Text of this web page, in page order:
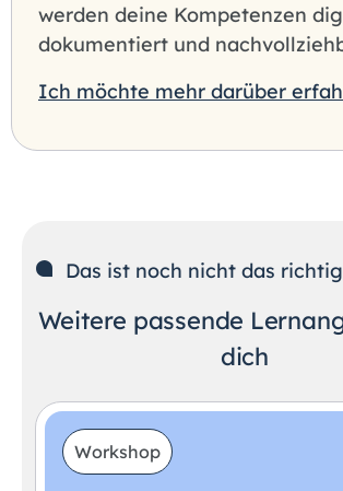
werden deine Kompetenzen
dokumentiert und
Ich möchte mehr darüber
Das ist noch nicht das
Weitere passende
dich
Workshop